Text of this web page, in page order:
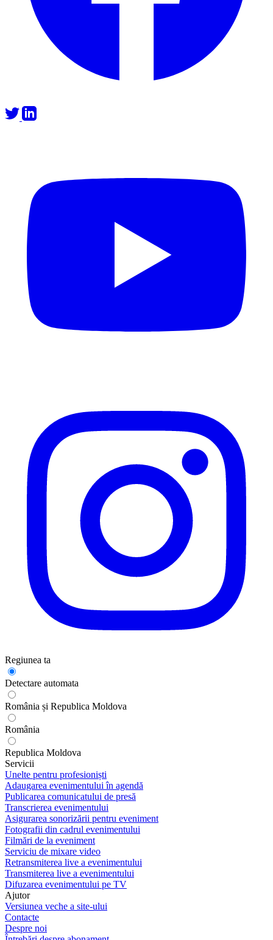
Regiunea ta
Detectare automata
România și Republica Moldova
România
Republica Moldova
Servicii
Unelte pentru profesioniști
Adaugarea evenimentului în agendă
Publicarea comunicatului de presă
Transcrierea evenimentului
Asigurarea sonorizării pentru eveniment
Fotografii din cadrul evenimentului
Filmări de la eveniment
Serviciu de mixare video
Retransmiterea live a evenimentului
Transmiterea live a evenimentului
Difuzarea evenimentului pe TV
Ajutor
Versiunea veche a site-ului
Contacte
Despre noi